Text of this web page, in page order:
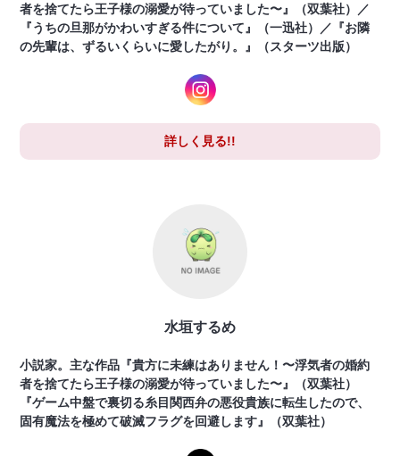
者を捨てたら王子様の溺愛が待っていました〜』（双葉社）／
『うちの旦那がかわいすぎる件について』（一迅社）／『お隣
の先輩は、ずるいくらいに愛したがり。』（スターツ出版）
詳しく見る!!
水垣するめ
小説家。主な作品『貴方に未練はありません！〜浮気者の婚約
者を捨てたら王子様の溺愛が待っていました〜』（双葉社）
『ゲーム中盤で裏切る糸目関西弁の悪役貴族に転生したので、
固有魔法を極めて破滅フラグを回避します』（双葉社）